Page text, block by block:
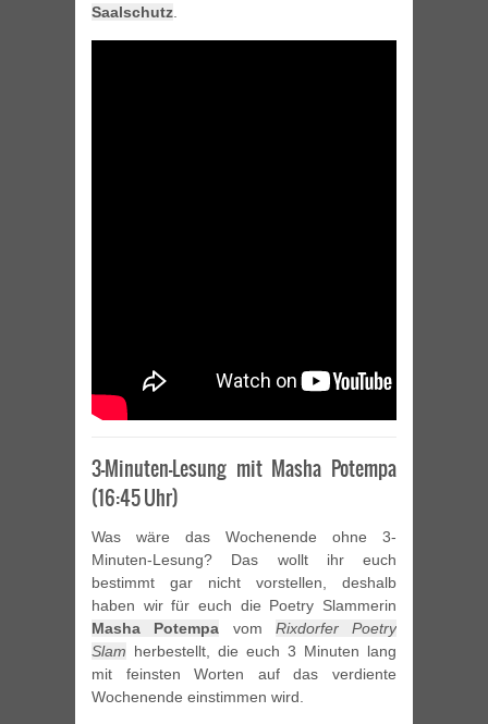
Saalschutz.
3-Minuten-Lesung mit Masha Potempa
(16:45 Uhr)
Was wäre das Wochenende ohne 3-
Minuten-Lesung? Das wollt ihr euch
bestimmt gar nicht vorstellen, deshalb
haben wir für euch die Poetry Slammerin
Masha Potempa vom Rixdorfer Poetry
Slam herbestellt, die euch 3 Minuten lang
mit feinsten Worten auf das verdiente
Wochenende einstimmen wird.